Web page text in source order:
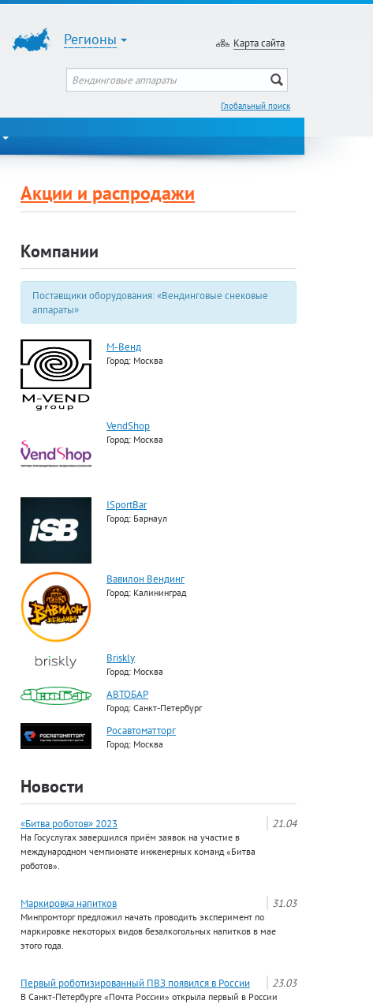
Регионы Карта сайта
Глобальный поиск
Акции и распродажи
Компании
Поставщики оборудования: «Вендинговые снековые
аппараты»
М-Венд
Город: Москва
VendShop
Город: Москва
ISportBar
Город: Барнаул
Вавилон Вендинг
Город: Калининград
Briskly
Город: Москва
АВТОБАР
Город: Санкт-Петербург
Росавтоматторг
Город: Москва
Новости
21.04
«Битва роботов» 2023
На Госуслугах завершился приём заявок на участие в
международном чемпионате инженерных команд «Битва
роботов».
31.03
Маркировка напитков
Минпромторг предложил начать проводить эксперимент по
маркировке некоторых видов безалкогольных напитков в мае
этого года.
23.03
Первый роботизированный ПВЗ появился в России
В Санкт-Петербурге «Почта России» открыла первый в России